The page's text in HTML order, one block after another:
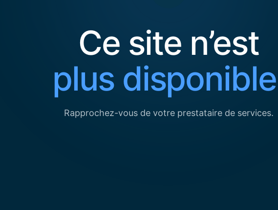
Ce site n’est
plus
Rapprochez-vous de votre prestataire de services.